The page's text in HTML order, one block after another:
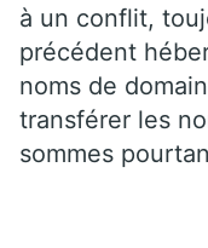
à un conflit,
précédent
noms de
transférer les
sommes